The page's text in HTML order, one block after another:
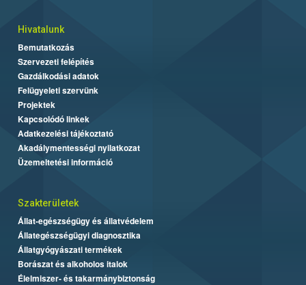
Hivatalunk
Bemutatkozás
Szervezeti felépítés
Gazdálkodási adatok
Felügyeleti szervünk
Projektek
Kapcsolódó linkek
Adatkezelési tájékoztató
Akadálymentességi nyilatkozat
Üzemeltetési információ
Szakterületek
Állat-egészségügy és állatvédelem
Állategészségügyi diagnosztika
Állatgyógyászati termékek
Borászat és alkoholos italok
Élelmiszer- és takarmánybiztonság